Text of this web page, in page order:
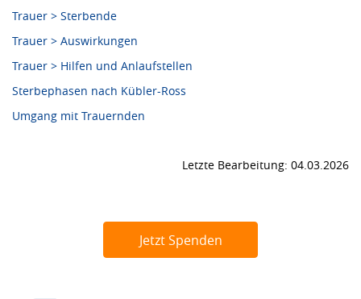
Trauer > Sterbende
Trauer > Auswirkungen
Trauer > Hilfen und Anlaufstellen
Sterbephasen nach Kübler-Ross
Umgang mit Trauernden
Letzte Bearbeitung: 04.03.2026
Jetzt Spenden